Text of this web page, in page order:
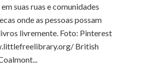
suas ruas e comunidades
onde as pessoas possam
livremente. Foto: Pinterest
British